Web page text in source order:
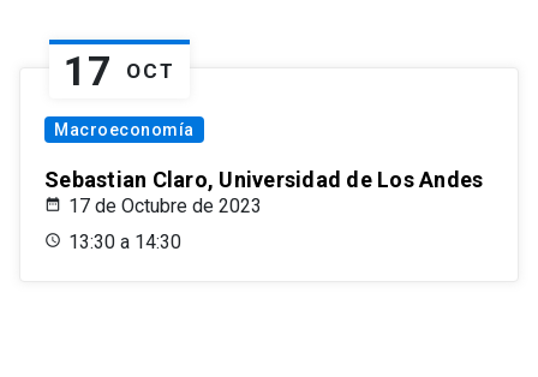
17 OCT
Macroeconomía
Sebastian Claro, Universidad de Los Andes
17 de Octubre de 2023
13:30 a 14:30